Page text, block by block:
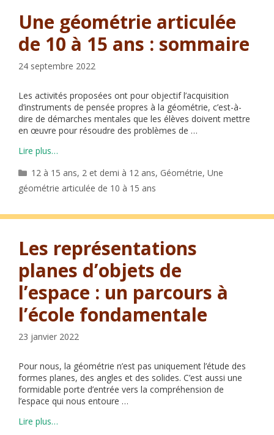
Une géométrie articulée
de 10 à 15 ans : sommaire
24 septembre 2022
Les activités proposées ont pour objectif l’acquisition
d’instruments de pensée propres à la géométrie, c’est-à-
dire de démarches mentales que les élèves doivent mettre
en œuvre pour résoudre des problèmes de …
Lire plus…
Catégories
12 à 15 ans, 2 et demi à 12 ans, Géométrie,Une
géométrie articulée de 10 à 15 ans
Les représentations
planes d’objets de
l’espace : un parcours à
l’école fondamentale
23 janvier 2022
Pour nous, la géométrie n’est pas uniquement l’étude des
formes planes, des angles et des solides. C’est aussi une
formidable porte d’entrée vers la compréhension de
l’espace qui nous entoure …
Lire plus…